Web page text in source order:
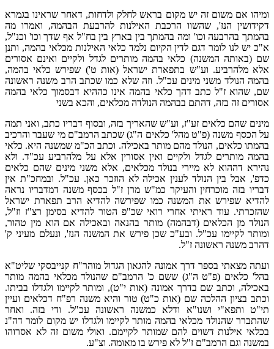
ומיהו אם משום זה יש מקום בראש לחלק ולדחות, דאחר שראינו בגמרא
דקידושין הנז', שהשוו הרכבת האילנות להרבעת הבהמה, ואמרו מה
בהמתך בהרבעה וכו' ומה בהמתך בין בארץ בין בח"ל אף שדך וכו' וכנ"ל,
א"כ יש לנו לומר דגם לדין הקיום נלמד כלאי האילנות מכלאי בהמה, ותנן
שם (באותה המשנה) כלאי בהמה מותרים לגדל ולקיים ואינם אסורים
אלא מלהרביע. וע"ש בתפארת ישראל (אות ט') שפירש כלאי בהמה,
בהמה הנולד משני מינים עכ"ל. וזה שלא כמו שכתב הרב משנה ראשונה
שם, שהוא ז"ל כתב דהך כלאי בהמה אינו כההיא דבסמוך כלאי בהמה
אסורים זה בזה, דהתם בבהמה הנולדה מכלאים, והכא בשני
מינים שהם כלאים זע"ז, וע"ש שהאריך בזה, ובסוף דבריו כתב, ואני תמה
על הכסף משנה (פ"ט מהל' כלאים ה"ג) שכתב הרמב"ם מי שעבר והרכיב
בהמתו כלאים, הנולד מהם מותר באכילה. וכתב הכ"מ שמשנה היא. כלאי
בהמה מותרים לגדל ולקיים ואין אסורין אלא על מלהרביע עכ"ד. ולא
נהירא דההוא לא מיירי בנולד מכלאים, אלא משני מינים שהם כלאים
כדפ', אבל בין הנולד לענין אכילה לא הוזכר כאן. עכ"ל. ובמחכ"ת אין
דבריו בזה מוכרחין והעיקר כמ"ש מרן ז"ל בכסף משנה דמדבריו נראה
להדיא שפירש את המשנה כמו שפירשה להדיא הרב תפארת ישראל
שהזכרתי. עוד ראיתי אחרי רואי שכ"פ הטור להדיא בסימן רצ"ז וז"ל,
הנולד מן הכלאים (דבהמה) מותר בהנאה ובאכילה אם הוא מין טהור,
ומותר לקיימו עכ"ל. ובע"כ שכן פירש את המשנה הנז', ונעלם מעיני ק'
דהרב משנה ראשונה ז"ל.
ועתה מצאתי בספר דרך אמונה להגאון הגדול מוהר"ח קנייבסקי שליט"א
בהל' כלאים (פ"ט ה"ג) ששם כ' הרמב"ם שהנולד מכלאי בהמה מותר
באכילה, וכתב שם בדרך אמונה (אות י"ט), ומותר לקיימו ולגדלו בביתו.
וכתב בציון ההלכה שם (אות כ"ט) טור והיא משנה רפ"ח דכלאים ועיין
תי"ט ותפא"י ושנו"א ודלא כמשנה ראשונה עכ"ל. ודי בזה. ואחר
שהתברר שהנולד מכלאי בהמה מותר לקיימו ולגדלו יש מקום לומר דה"נ
בכלאי אילנות דשוים להם שמותר לקיימם. ואולי משום זה לא אסרוהו
במשנה וגם הרמב"ם ז"ל לא פירש בו מאומה. וצ"ע.